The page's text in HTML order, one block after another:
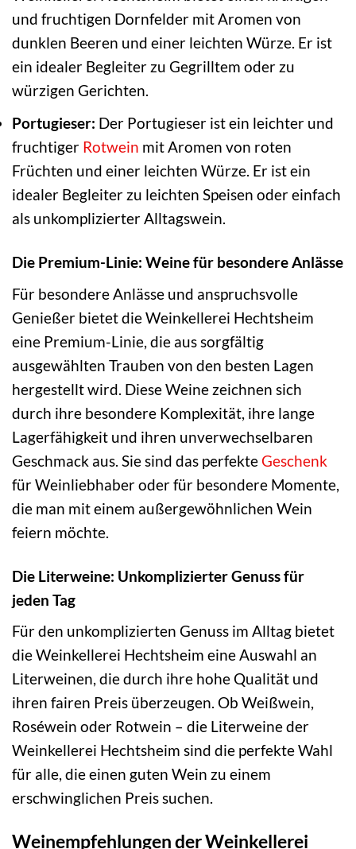
und fruchtigen Dornfelder mit Aromen von
dunklen Beeren und einer leichten Würze. Er ist
ein idealer Begleiter zu Gegrilltem oder zu
würzigen Gerichten.
Portugieser: Der Portugieser ist ein leichter und
fruchtiger Rotwein mit Aromen von roten
Früchten und einer leichten Würze. Er ist ein
idealer Begleiter zu leichten Speisen oder einfach
als unkomplizierter Alltagswein.
Die Premium-Linie: Weine für besondere Anlässe
Für besondere Anlässe und anspruchsvolle
Genießer bietet die Weinkellerei Hechtsheim
eine Premium-Linie, die aus sorgfältig
ausgewählten Trauben von den besten Lagen
hergestellt wird. Diese Weine zeichnen sich
durch ihre besondere Komplexität, ihre lange
Lagerfähigkeit und ihren unverwechselbaren
Geschmack aus. Sie sind das perfekteGeschenk
für Weinliebhaber oder für besondere Momente,
die man mit einem außergewöhnlichen Wein
feiern möchte.
Die Literweine: Unkomplizierter Genuss für
jeden Tag
Für den unkomplizierten Genuss im Alltag bietet
die Weinkellerei Hechtsheim eine Auswahl an
Literweinen, die durch ihre hohe Qualität und
ihren fairen Preis überzeugen. Ob Weißwein,
Roséwein oder Rotwein – die Literweine der
Weinkellerei Hechtsheim sind die perfekte Wahl
für alle, die einen guten Wein zu einem
erschwinglichen Preis suchen.
Weinempfehlungen der Weinkellerei